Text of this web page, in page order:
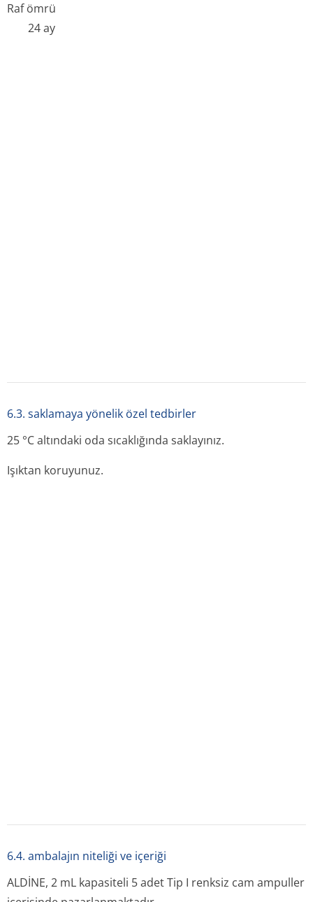
Raf ömrü
24 ay
parenteral uygulanacak uygun bir solüsyon içine
Kullanılmamış olan ürünler ya da atık materyaller “Tıbbi
Atıkların Kontrolü Yönetmeliği” ve “Ambalaj ve Ambalaj
Atıklarının Kontrolü Yönetmeliği”ne uygun olarak imha
7. ruhsat sahi̇bi̇